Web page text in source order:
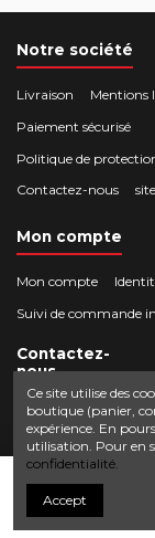
Notre société
Livraison Mentions
Paiement sécurisé
Politique de
Contactez-nous
Mon compte
Mon compte
Suivi de commande
Contactez-
nous
Crocbois-
50 route de
© Copyright
Ce site utilise des
boutique (panier,
expérience. En
utilisation. Pour en
confidentialité.
Accept